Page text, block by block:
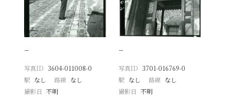
−
写真ID 3604-011008-0
駅 なし 路線 なし
撮影日
不明
−
写真ID 3701-016769-0
駅 なし 路線 なし
撮影日 不明